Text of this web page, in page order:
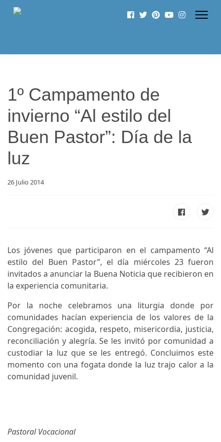
1º Campamento de
invierno “Al estilo del
Buen Pastor”: Día de la
luz
26 Julio 2014
Los jóvenes que participaron en el campamento “Al
estilo del Buen Pastor”, el día miércoles 23 fueron
invitados a anunciar la Buena Noticia que recibieron en
la experiencia comunitaria.
Por la noche celebramos una liturgia donde por
comunidades hacían experiencia de los valores de la
Congregación: acogida, respeto, misericordia, justicia,
reconciliación y alegría. Se les invitó por comunidad a
custodiar la luz que se les entregó. Concluimos este
momento con una fogata donde la luz trajo calor a la
comunidad juvenil.
Pastoral Vocacional